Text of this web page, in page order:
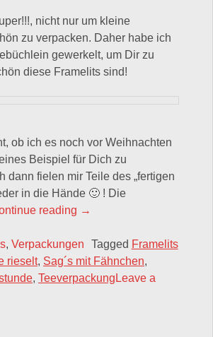
nicht nur um kleine
zu verpacken. Daher habe ich
gewerkelt, um Dir zu
diese Framelits sind!
ob ich es noch vor Weihnachten
Beispiel für Dich zu
fielen mir Teile des „fertigen
in die Hände 🙂 ! Die
reading „Juhuu, sie sind wieder
→
, Verpackungen Tagged Framelits
rieselt, Sag´s mit Fähnchen,
, Teeverpackung Leave a